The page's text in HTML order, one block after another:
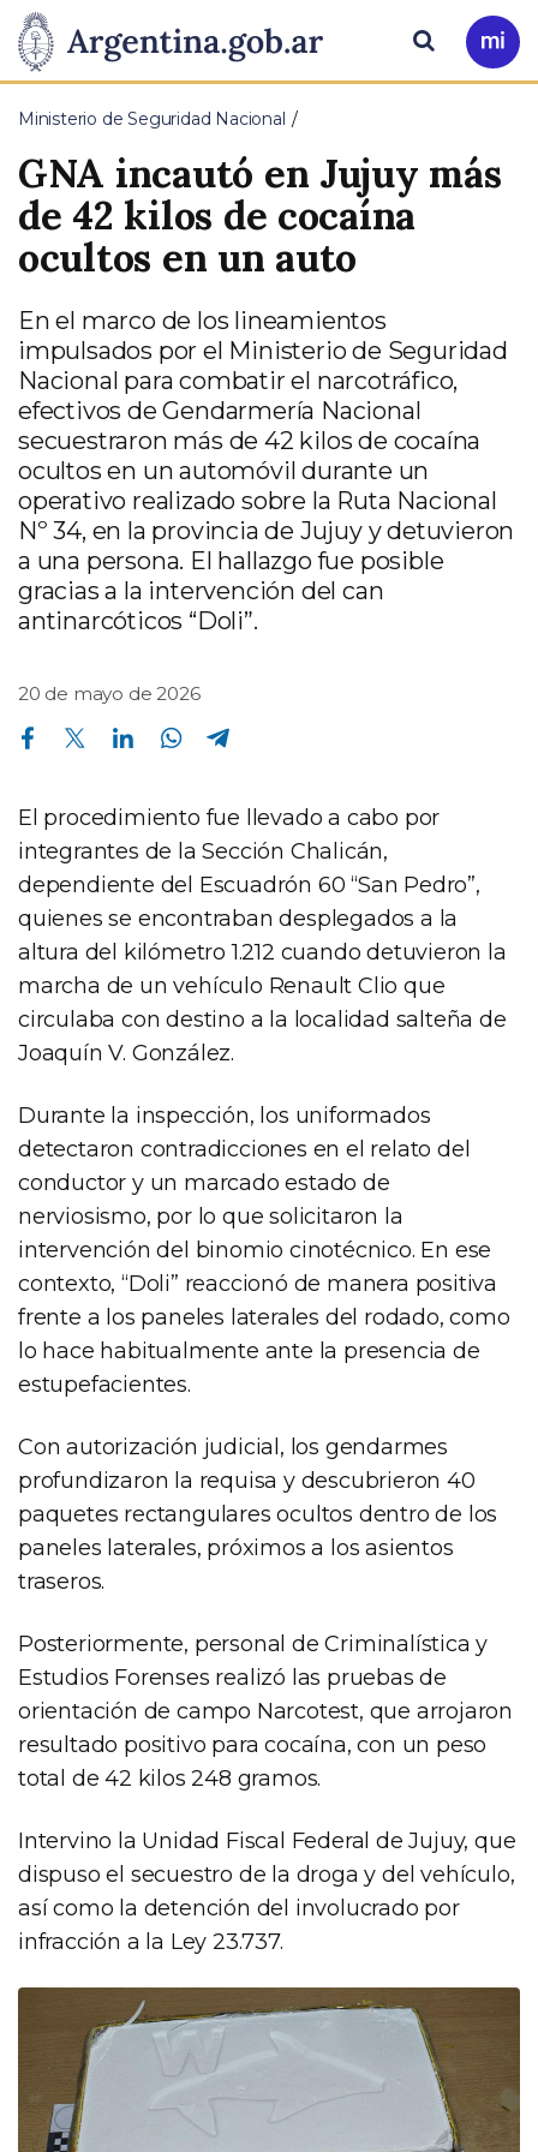
Presidencia
de
la
Nación
Pasar al contenido principal
Ir
a
Buscar
Ministerio de Seguridad Nacional
GNA incautó en Jujuy más
de 42 kilos de cocaína
ocultos en un auto
En el marco de los lineamientos
impulsados por el Ministerio de Seguridad
Nacional para combatir el narcotráfico,
efectivos de Gendarmería Nacional
secuestraron más de 42 kilos de cocaína
ocultos en un automóvil durante un
operativo realizado sobre la Ruta Nacional
Nº 34, en la provincia de Jujuy y detuvieron
a una persona. El hallazgo fue posible
gracias a la intervención del can
antinarcóticos “Doli”.
20 de mayo de 2026
Compartir en Facebook Compartir en Twitter Compartir en Linkedin Compartir en Whatsapp
El procedimiento fue llevado a cabo por
integrantes de la Sección Chalicán,
dependiente del Escuadrón 60 “San Pedro”,
quienes se encontraban desplegados a la
altura del kilómetro 1.212 cuando detuvieron la
marcha de un vehículo Renault Clio que
circulaba con destino a la localidad salteña de
Joaquín V. González.
Durante la inspección, los uniformados
detectaron contradicciones en el relato del
conductor y un marcado estado de
nerviosismo, por lo que solicitaron la
intervención del binomio cinotécnico. En ese
contexto, “Doli” reaccionó de manera positiva
frente a los paneles laterales del rodado, como
lo hace habitualmente ante la presencia de
estupefacientes.
Con autorización judicial, los gendarmes
profundizaron la requisa y descubrieron 40
paquetes rectangulares ocultos dentro de los
paneles laterales, próximos a los asientos
traseros.
Posteriormente, personal de Criminalística y
Estudios Forenses realizó las pruebas de
orientación de campo Narcotest, que arrojaron
resultado positivo para cocaína, con un peso
total de 42 kilos 248 gramos.
Intervino la Unidad Fiscal Federal de Jujuy, que
dispuso el secuestro de la droga y del vehículo,
así como la detención del involucrado por
infracción a la Ley 23.737.